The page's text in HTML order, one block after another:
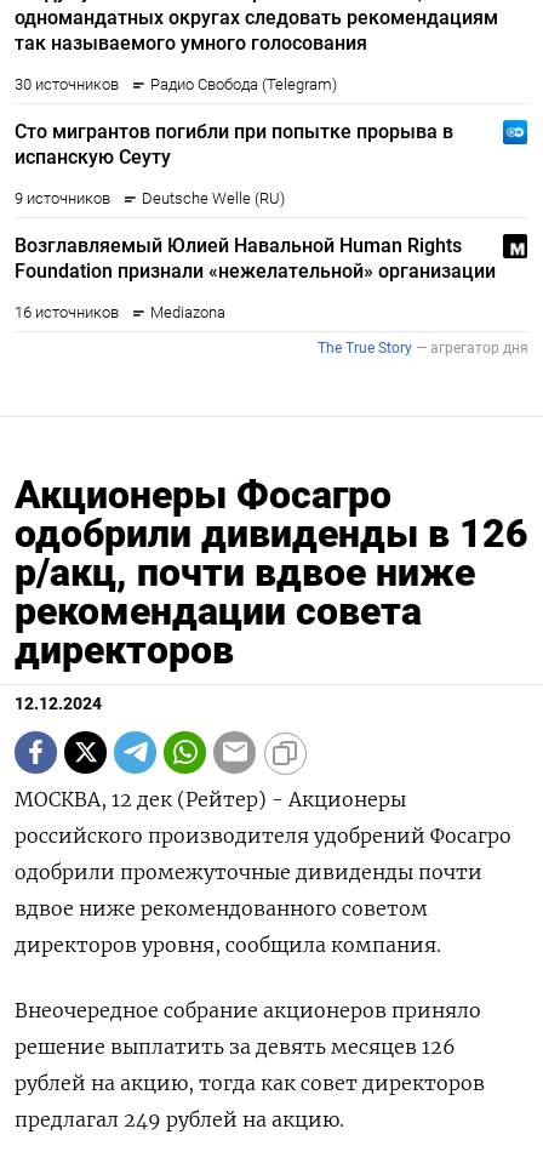
Акционеры Фосагро
одобрили дивиденды в 126
р/акц, почти вдвое ниже
рекомендации совета
директоров
12.12.2024
МОСКВА, 12 дек (Рейтер) - Акционеры
российского производителя удобрений Фосагро
одобрили промежуточные дивиденды почти
вдвое ниже рекомендованного советом
директоров уровня, сообщила компания.
Внеочередное собрание акционеров приняло
решение выплатить за девять месяцев 126
рублей на акцию, тогда как совет директоров
предлагал 249 рублей на акцию.